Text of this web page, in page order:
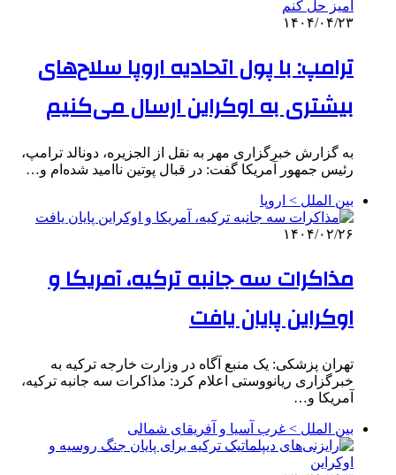
۱۴۰۴/۰۴/۲۳
ترامپ: با پول اتحادیه اروپا سلاح‌های
بیشتری به اوکراین ارسال می‌کنیم
به گزارش خبرگزاری مهر به نقل از الجزیره، دونالد ترامپ،
رئیس جمهور آمریکا گفت: در قبال پوتین ناامید شده‌ام و…
بین الملل > اروپا
۱۴۰۴/۰۲/۲۶
مذاکرات سه جانبه ترکیه، آمریکا و
اوکراین پایان یافت
تهران پزشکی: یک منبع آگاه در وزارت خارجه ترکیه به
خبرگزاری ریانووستی اعلام کرد: مذاکرات سه جانبه ترکیه،
آمریکا و…
بین الملل > غرب آسیا و آفریقای شمالی